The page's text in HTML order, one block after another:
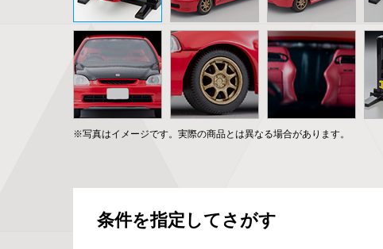
※写真はイメージです。実際の商品とは異なる場合があります。
条件を指定してさがす